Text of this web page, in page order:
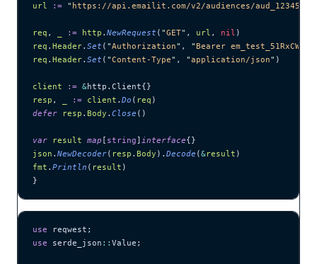
url := " https://api.emailit.com/v2/audiences/
req , := http . NewRequest ( "GET" , url , nil )
req . Header. Set ( "Authorization" , "Bearer
req . Header. Set ( "Content-Type" , "application/json" )
client := &http.Client{}
resp , := client . Do ( req )
defer resp . Body . Close ()
var result map [ string] interface{}
json . NewDecoder( resp . Body ). Decode (&result )
fmt . Println ( result )
}
use reqwest;
use serde_json :: Value;